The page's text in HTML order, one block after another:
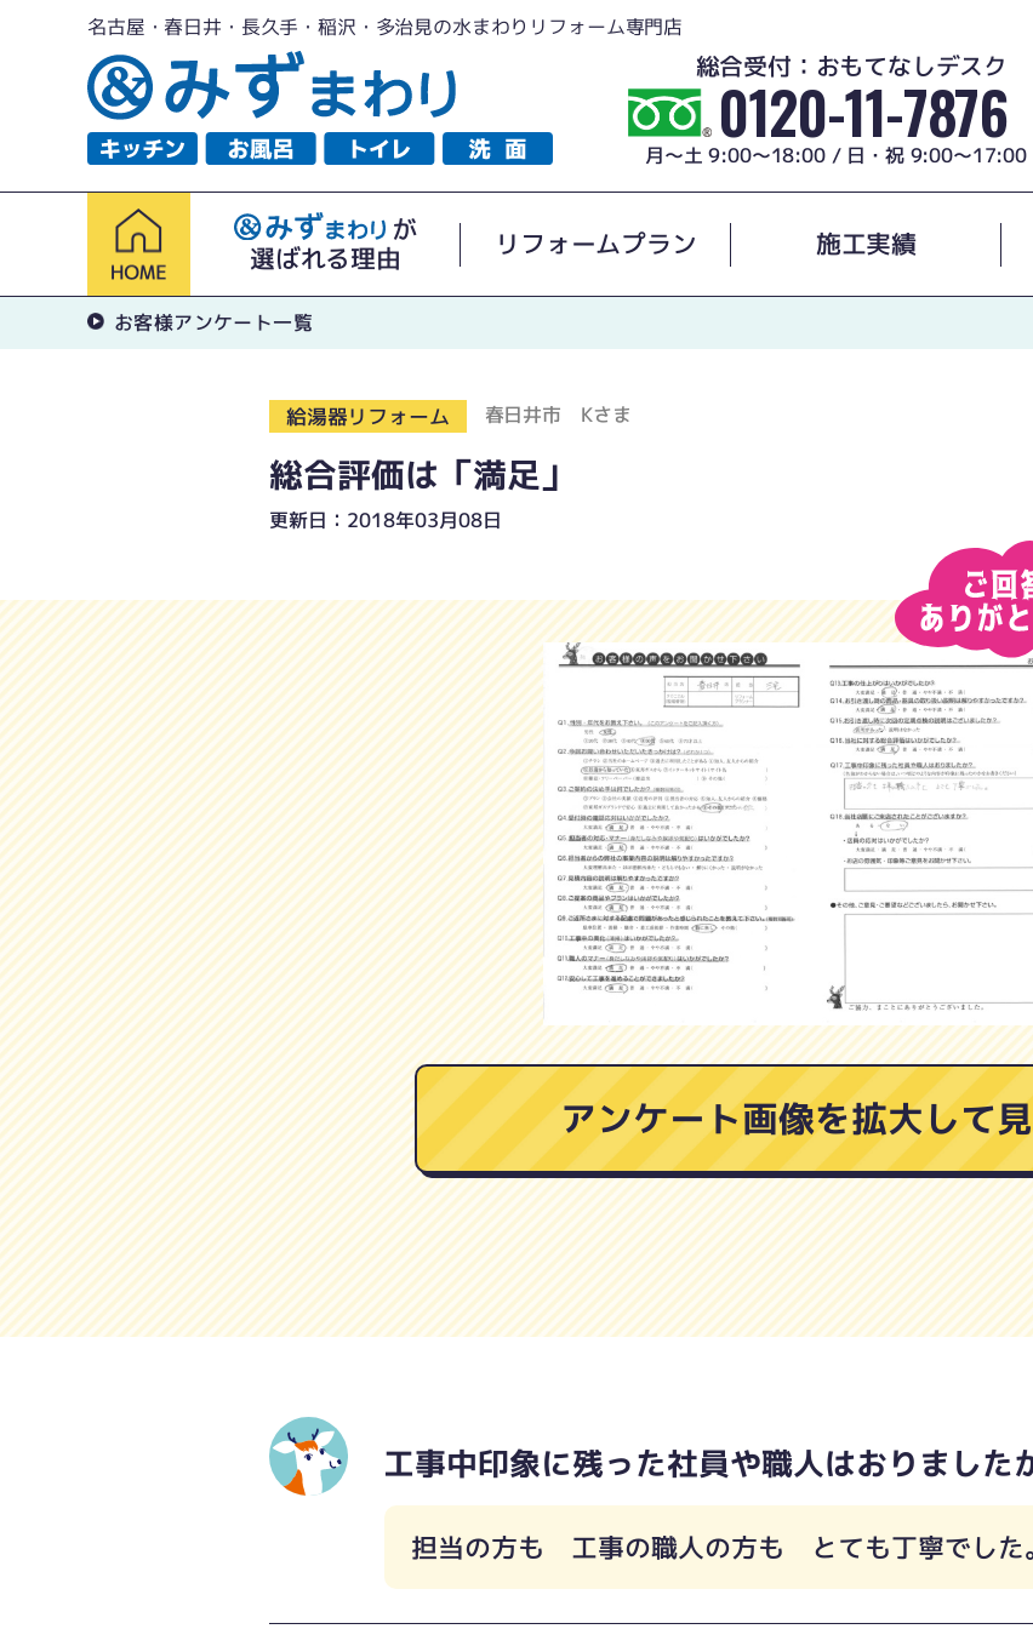
名古屋・春日井・長久手・稲沢・多治見の水まわりリフォーム専門店
総合受付：おもてなしデスク
0120-11-7876
月～土 9:00～18:00 / 日・祝 9:00～17:00
が
選ばれる理由
リフォームプラン 施工実績
お客様アンケート一覧
給湯器リフォーム 春日井市 Kさま
総合評価は「満足」
更新日：2018年03月08日
アンケート画像を拡大して
工事中印象に残った社員や職人はおりました
担当の方も 工事の職人の方も とても丁寧でした